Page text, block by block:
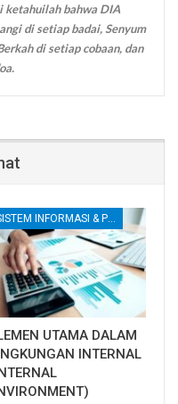
ketahuilah bahwa DIA
di setiap badai, Senyum
di setiap cobaan, dan
UTAMA DALAM
INTERNAL